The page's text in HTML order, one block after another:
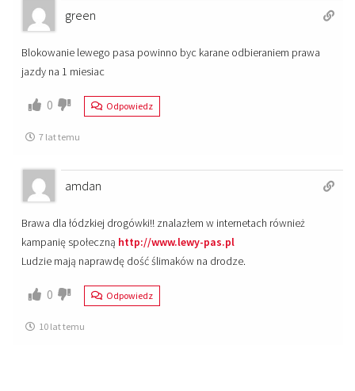
green
Blokowanie lewego pasa powinno byc karane odbieraniem prawa
jazdy na 1 miesiac
0 Odpowiedz
7 lat temu
amdan
Brawa dla łódzkiej drogówki!! znalazłem w internetach również
kampanię społeczną http://www.lewy-pas.pl
Ludzie mają naprawdę dość ślimaków na drodze.
0 Odpowiedz
10 lat temu